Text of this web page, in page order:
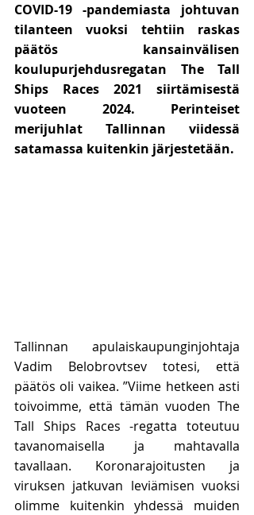
COVID-19 -pandemiasta johtuvan
tilanteen vuoksi tehtiin raskas
päätös kansainvälisen
koulupurjehdusregatan The Tall
Ships Races 2021 siirtämisestä
vuoteen 2024. Perinteiset
merijuhlat Tallinnan viidessä
satamassa kuitenkin järjestetään.
Tallinnan apulaiskaupunginjohtaja
Vadim Belobrovtsev totesi, että
päätös oli vaikea. ”Viime hetkeen asti
toivoimme, että tämän vuoden The
Tall Ships Races -regatta toteutuu
tavanomaisella ja mahtavalla
tavallaan. Koronarajoitusten ja
viruksen jatkuvan leviämisen vuoksi
olimme kuitenkin yhdessä muiden